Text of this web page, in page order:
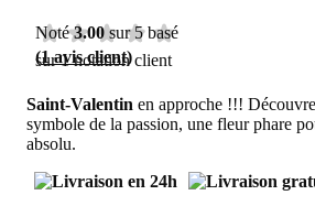
Noté3.00 sur 5 basé
sur1notation client
(1avis client)
Saint-Valentin en approche !!!
symbole de la passion, une fleur phare
absolu.